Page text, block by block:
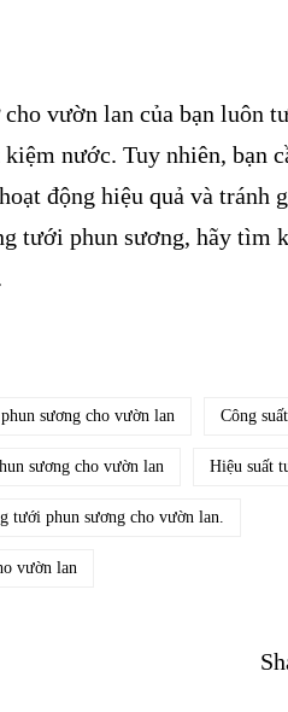
vườn lan của bạn luôn
nước. Tuy nhiên, bạn
động hiệu quả và tránh
tưới phun sương, hãy
sương cho vườn lan Công
sương cho vườn lan Hiệu suất
tưới phun sương cho vườn lan.
vườn lan